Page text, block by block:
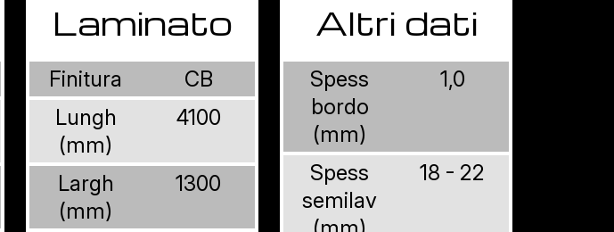
Laminato
Finitura
CB
Lungh
(mm)
4100
Largh
(mm)
1300
Altri dati
Spess
bordo
(mm)
1,0
Spess
semilav
18 - 22